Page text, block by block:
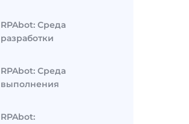
RPAbot: Среда
разработки
RPAbot: Среда
выполнения
RPAbot: